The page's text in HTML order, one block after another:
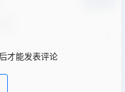
才能发表评论